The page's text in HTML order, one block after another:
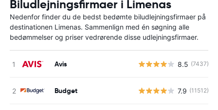
Biludlejningsfirmaer i Limenas
Nedenfor finder du de bedst bedømte biludlejningsfirmaer på
destinationen Limenas. Sammenlign med én søgning alle
bedømmelser og priser vedrørende disse udlejningsfirmaer.
Avis 8.5 (7437)
Budget 7.9 (11512)